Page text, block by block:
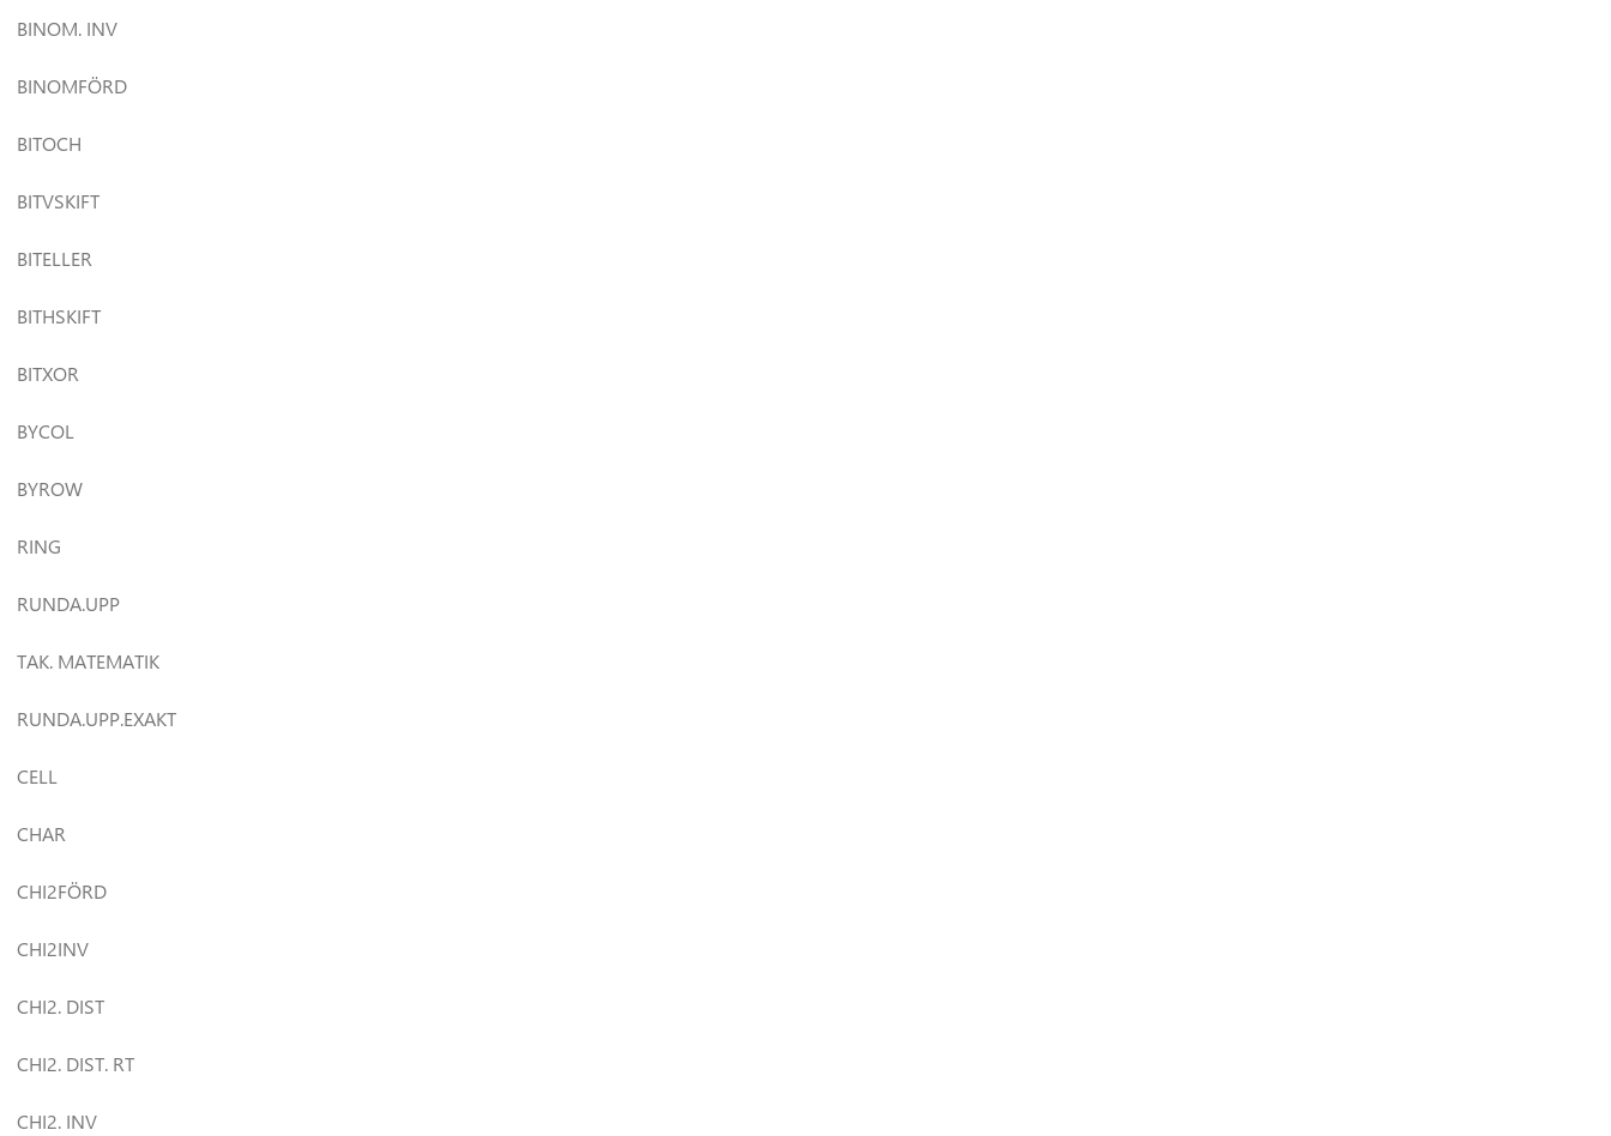
BINOM. INV
BINOMFÖRD
BITOCH
BITVSKIFT
BITELLER
BITHSKIFT
BITXOR
BYCOL
BYROW
RING
RUNDA.UPP
TAK. MATEMATIK
RUNDA.UPP.EXAKT
CELL
CHAR
CHI2FÖRD
CHI2INV
CHI2. DIST
CHI2. DIST. RT
CHI2. INV